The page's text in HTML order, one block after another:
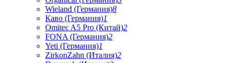
Wieland (Германия)8
Каво (Германия)1
Omitec A5 Pro (Китай)2
FONA (Германия)2
Yeti (Германия)1
ZirkonZahn (Италия)2